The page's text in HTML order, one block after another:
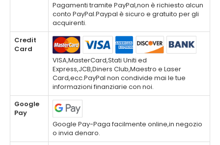
Pagamenti tramite PayPal,non è richiesto alcun
conto PayPal.Paypal è sicuro e gratuito per gli
acquirenti.
Credit
Card
VISA,MasterCard,Stati Uniti ed
Express,JCB,Diners Club,Maestro e Laser
Card,ecc.PayPal non condivide mai le tue
informazioni finanziarie con noi.
Google
Pay
Google Pay-Paga facilmente online,in negozio
o invia denaro.